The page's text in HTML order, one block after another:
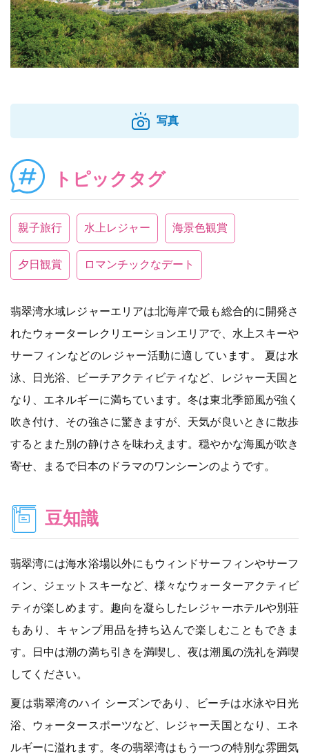
写真
トピックタグ
親子旅行 水上レジャー 海景色観賞
夕日観賞 ロマンチックなデート
翡翠湾水域レジャーエリアは北海岸で最も総合的に開発さ
れたウォーターレクリエーションエリアで、水上スキーや
サーフィンなどのレジャー活動に適しています。 夏は水
泳、日光浴、ビーチアクティビティなど、レジャー天国と
なり、エネルギーに満ちています。冬は東北季節風が強く
吹き付け、その強さに驚きますが、天気が良いときに散歩
するとまた別の静けさを味わえます。穏やかな海風が吹き
寄せ、まるで日本のドラマのワンシーンのようです。
豆知識
翡翠湾には海水浴場以外にもウィンドサーフィンやサーフ
ィン、ジェットスキーなど、様々なウォーターアクティビ
ティが楽しめます。趣向を凝らしたレジャーホテルや別荘
もあり、キャンプ用品を持ち込んで楽しむこともできま
す。日中は潮の満ち引きを満喫し、夜は潮風の洗礼を満喫
してください。
夏は翡翠湾のハイ シーズンであり、ビーチは水泳や日光
浴、ウォータースポーツなど、レジャー天国となり、エネ
ルギーに溢れます。冬の翡翠湾はもう一つの特別な雰囲気